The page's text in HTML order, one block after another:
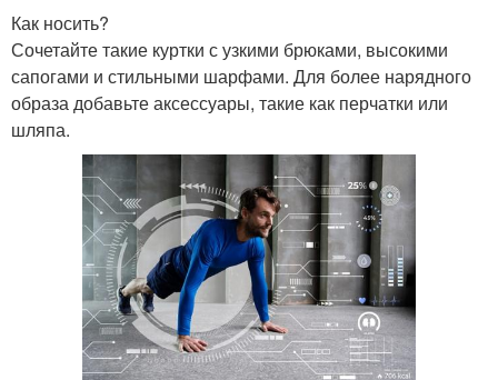
Как носить?
Сочетайте такие куртки с узкими брюками, высокими
сапогами и стильными шарфами. Для более нарядного
образа добавьте аксессуары, такие как перчатки или
шляпа.